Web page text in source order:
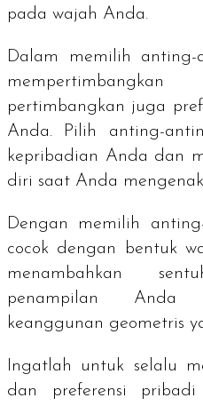
pada wajah Anda.
Dalam memilih anting-
pertimbangkan juga
Anda. Pilih anting-
kepribadian Anda dan
diri saat Anda
Dengan memilih
cocok dengan bentuk
menambahkan
penampilan Anda
keanggunan geometris
Ingatlah untuk selalu
dan preferensi